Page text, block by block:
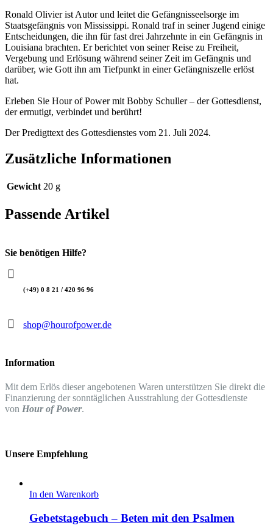
Ronald Olivier ist Autor und leitet die Gefängnisseelsorge im
Staatsgefängnis von Mississippi. Ronald traf in seiner Jugend einige
Entscheidungen, die ihn für fast drei Jahrzehnte in ein Gefängnis in
Louisiana brachten. Er berichtet von seiner Reise zu Freiheit,
Vergebung und Erlösung während seiner Zeit im Gefängnis und
darüber, wie Gott ihn am Tiefpunkt in einer Gefängniszelle erlöst
hat.
Erleben Sie Hour of Power mit Bobby Schuller – der Gottesdienst,
der ermutigt, verbindet und berührt!
Der Predigttext des Gottesdienstes vom 21. Juli 2024.
Zusätzliche Informationen
Gewicht 20 g
Passende Artikel
Sie benötigen Hilfe?
(+49) 0 8 21 / 420 96 96
shop@hourofpower.de
Information
Mit dem Erlös dieser angebotenen Waren unterstützen Sie direkt die
Finanzierung der sonntäglichen Ausstrahlung der Gottesdienste
von Hour of Power.
Unsere Empfehlung
In den Warenkorb
Gebetstagebuch – Beten mit den Psalmen